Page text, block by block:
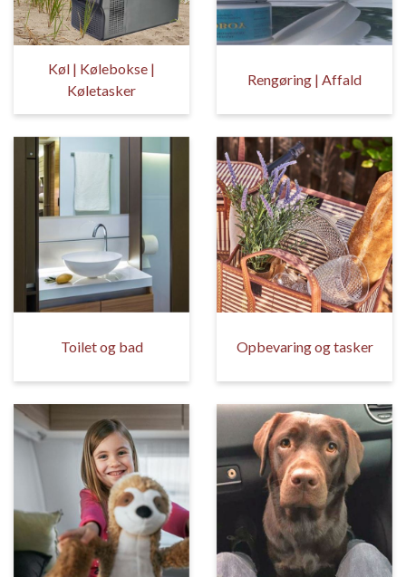
Køl | Kølebokse |
Køletasker
Rengøring | Affald
Toilet og bad Opbevaring og tasker